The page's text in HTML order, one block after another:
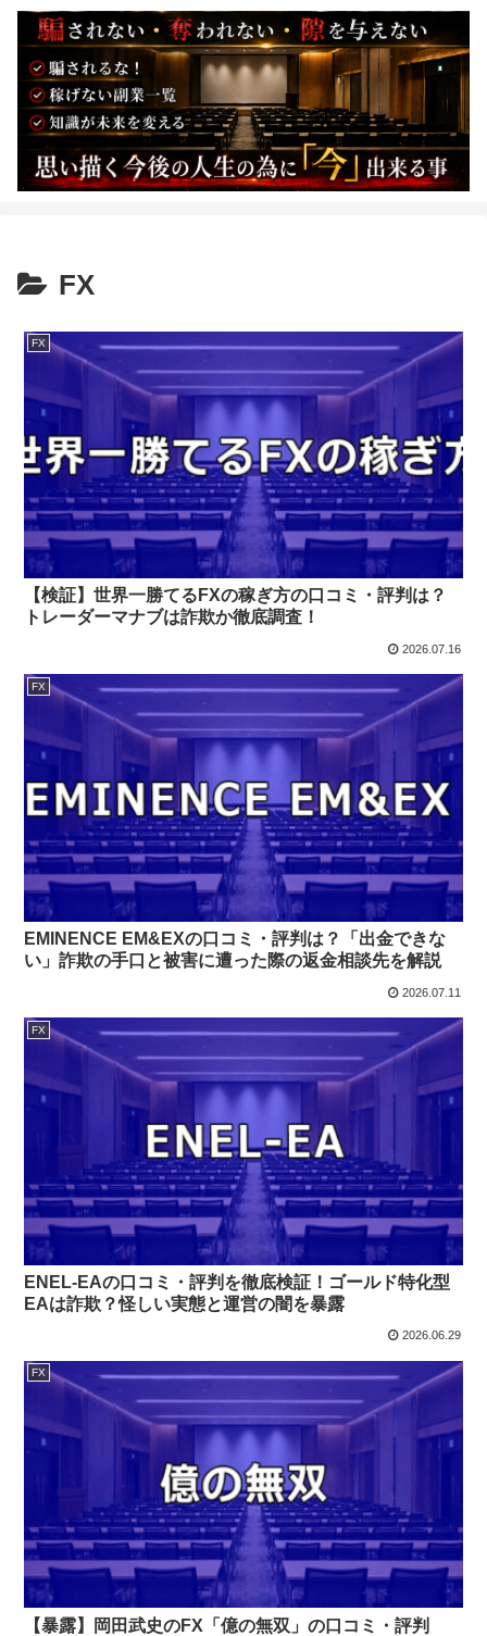
FX
FX
【検証】世界一勝てるFXの稼ぎ方の口コミ・評判は？
トレーダーマナブは詐欺か徹底調査！
2026.07.16
FX
EMINENCE EM&EXの口コミ・評判は？「出金できな
い」詐欺の手口と被害に遭った際の返金相談先を解説
2026.07.11
FX
ENEL-EAの口コミ・評判を徹底検証！ゴールド特化型
EAは詐欺？怪しい実態と運営の闇を暴露
2026.06.29
FX
【暴露】岡田武史のFX「億の無双」の口コミ・評判